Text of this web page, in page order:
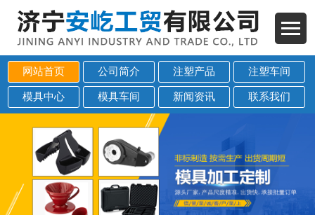
网站首页 公司简介 注塑产品 注塑车间
模具中心 模具车间 新闻资讯 联系我们